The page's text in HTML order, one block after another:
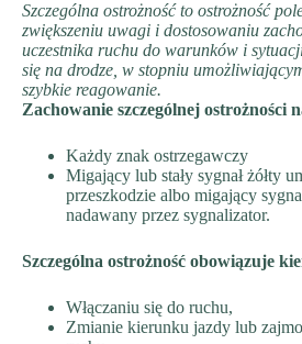
Szczególna ostrożność to ostrożność
zwiększeniu uwagi i dostosowaniu
uczestnika ruchu do warunków i
się na drodze, w stopniu
szybkie reagowanie.
Zachowanie szczególnej ostrożności
Każdy znak ostrzegawczy
Migający lub stały sygnał żółty
przeszkodzie albo migający
nadawany przez sygnalizator.
Szczególna ostrożność obowiązuje
Włączaniu się do ruchu,
Zmianie kierunku jazdy lub